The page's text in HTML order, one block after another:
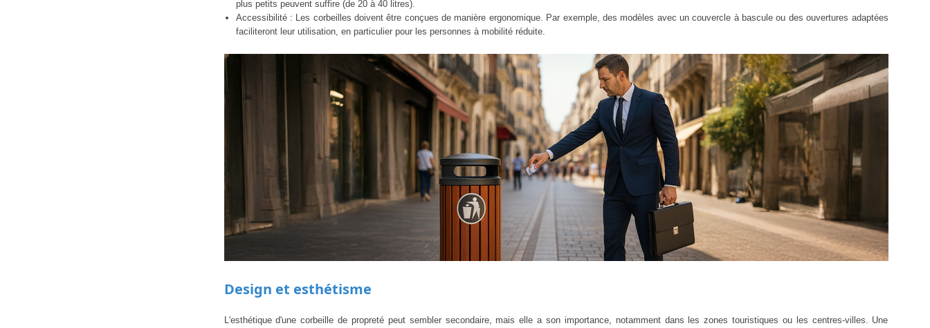
plus petits peuvent suffire (de 20 à 40 litres).
Accessibilité : Les corbeilles doivent être conçues de manière ergonomique. Par exemple, des modèles avec un couvercle à bascule ou des ouvertures adaptées
faciliteront leur utilisation, en particulier pour les personnes à mobilité réduite.
Design et esthétisme
L'esthétique d'une corbeille de propreté peut sembler secondaire, mais elle a son importance, notamment dans les zones touristiques ou les centres-villes. Une